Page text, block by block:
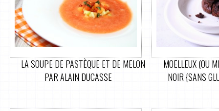
LA SOUPE DE PASTÈQUE ET DE MELON
PAR ALAIN DUCASSE
MOELLEUX (OU
NOIR {SANS